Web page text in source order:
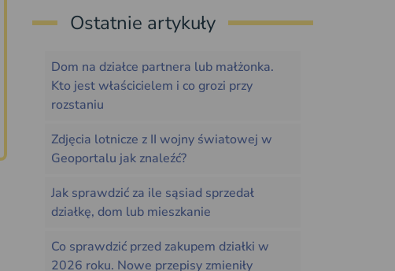
Ostatnie artykuły
Dom na działce partnera lub małżonka.
Kto jest właścicielem i co grozi przy
rozstaniu
Zdjęcia lotnicze z II wojny światowej w
Geoportalu jak znaleźć?
Jak sprawdzić za ile sąsiad sprzedał
działkę, dom lub mieszkanie
Co sprawdzić przed zakupem działki w
2026 roku. Nowe przepisy zmieniły